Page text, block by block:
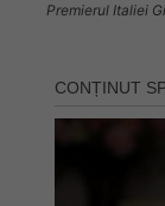
Premierul Italiei